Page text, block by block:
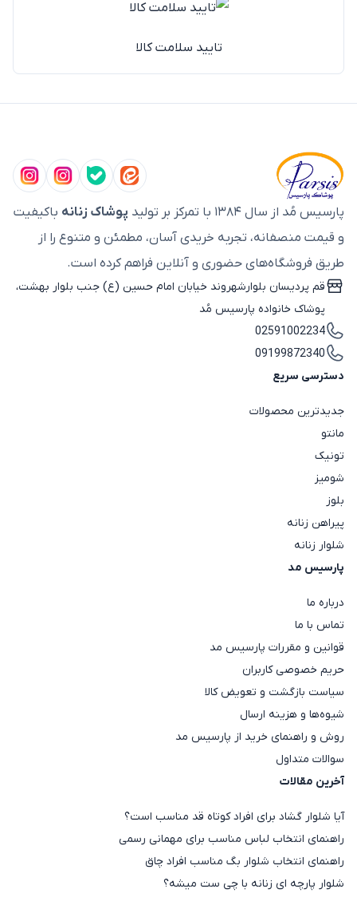
تایید سلامت کالا
پارسیس مُد از سال ۱۳۸۴ با تمرکز بر تولید پوشاک زنانه باکیفیت
و قیمت منصفانه، تجربه خریدی آسان، مطمئن و متنوع را از
طریق فروشگاه‌های حضوری و آنلاین فراهم کرده است.
قم پردیسان بلوارشهروند خیابان امام حسین (ع) جنب بلوار بهشت،
پوشاک خانواده پارسیس مُد
02591002234
09199872340
دسترسی سریع
جدیدترین محصولات
مانتو
تونیک
شومیز
بلوز
پیراهن زنانه
شلوار زنانه
پارسیس مد
درباره ما
تماس با ما
قوانین و مقررات پارسیس مد
حریم خصوصی کاربران
سیاست بازگشت و تعویض کالا
شیوه‌ها و هزینه ارسال
روش و راهنمای خرید از پارسیس مد
سوالات متداول
آخرین مقالات
آیا شلوار گشاد برای افراد کوتاه قد مناسب است؟
راهنمای انتخاب لباس مناسب برای مهمانی رسمی
راهنمای انتخاب شلوار بگ مناسب افراد چاق
شلوار پارچه ای زنانه با چی ست میشه؟